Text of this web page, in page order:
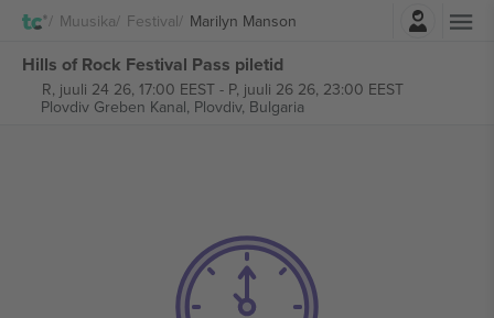
Muusika Festival Marilyn MansonLogi sisse
Hills of Rock Festival Pass piletid
R, juuli 24 26, 17:00 EEST- P, juuli 26 26, 23:00 EEST
Plovdiv Greben Kanal, Plovdiv, Bulgaria